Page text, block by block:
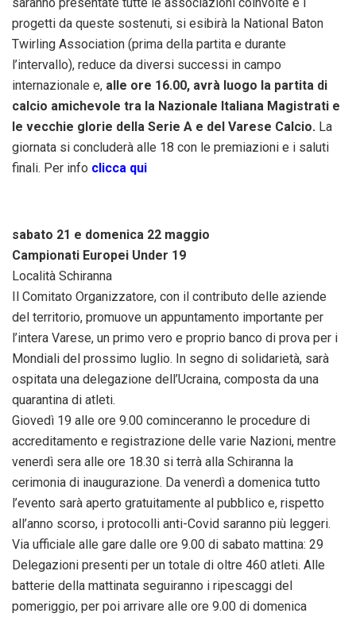
progetti da queste sostenuti, si esibirà la National Baton
Twirling Association (prima della partita e durante
l’intervallo), reduce da diversi successi in campo
internazionale e, alle ore 16.00, avrà luogo la partita di
calcio amichevole tra la Nazionale Italiana Magistrati e
le vecchie glorie della Serie A e del Varese Calcio. La
giornata si concluderà alle 18 con le premiazioni e i saluti
finali. Per info clicca qui
sabato 21 e domenica 22 maggio
Campionati Europei Under 19
Località Schiranna
Il Comitato Organizzatore, con il contributo delle aziende
del territorio, promuove un appuntamento importante per
l’intera Varese, un primo vero e proprio banco di prova per i
Mondiali del prossimo luglio. In segno di solidarietà, sarà
ospitata una delegazione dell’Ucraina, composta da una
quarantina di atleti.
Giovedì 19 alle ore 9.00 cominceranno le procedure di
accreditamento e registrazione delle varie Nazioni, mentre
venerdì sera alle ore 18.30 si terrà alla Schiranna la
cerimonia di inaugurazione. Da venerdì a domenica tutto
l’evento sarà aperto gratuitamente al pubblico e, rispetto
all’anno scorso, i protocolli anti-Covid saranno più leggeri.
Via ufficiale alle gare dalle ore 9.00 di sabato mattina: 29
Delegazioni presenti per un totale di oltre 460 atleti. Alle
batterie della mattinata seguiranno i ripescaggi del
pomeriggio, per poi arrivare alle ore 9.00 di domenica